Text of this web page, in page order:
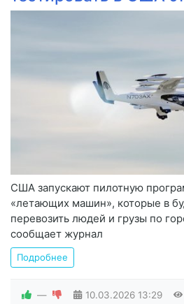
США запускают пилотную
«летающих машин», которые в
перевозить людей и грузы по
сообщает журнал
Подробнее
— 10.03.2026 13:29